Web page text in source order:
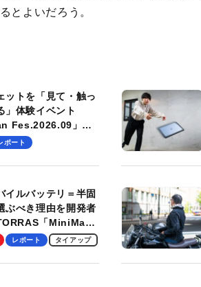
とよいだろう。
ットを「見て・触っ
」体験イベント
Fes.2026.09」
（土）に開催しま
ポート
イルバッテリ＝半固
ぶべき理由を開発者
「MiniMag
レビューも
レポート タイアップ